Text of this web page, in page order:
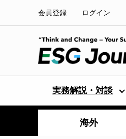
会員登録 ログイン
実務解説・対談
海外